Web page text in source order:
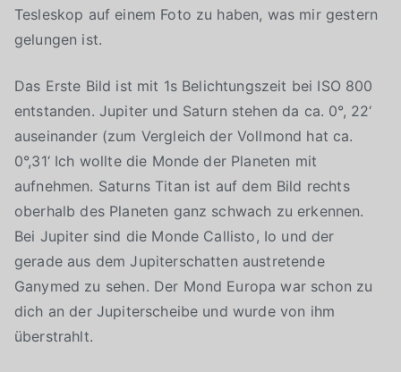
Tesleskop auf einem Foto zu haben, was mir gestern
gelungen ist.
Das Erste Bild ist mit 1s Belichtungszeit bei ISO 800
entstanden. Jupiter und Saturn stehen da ca. 0°, 22‘
auseinander (zum Vergleich der Vollmond hat ca.
0°,31‘ Ich wollte die Monde der Planeten mit
aufnehmen. Saturns Titan ist auf dem Bild rechts
oberhalb des Planeten ganz schwach zu erkennen.
Bei Jupiter sind die Monde Callisto, Io und der
gerade aus dem Jupiterschatten austretende
Ganymed zu sehen. Der Mond Europa war schon zu
dich an der Jupiterscheibe und wurde von ihm
überstrahlt.